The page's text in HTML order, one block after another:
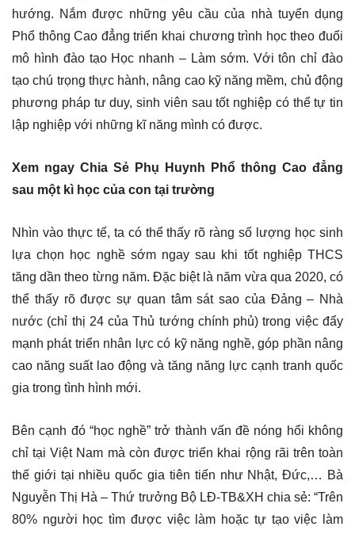
hướng. Nắm được những yêu cầu của nhà tuyển dụng
Phổ thông Cao đẳng triển khai chương trình học theo đuổi
mô hình đào tạo Học nhanh – Làm sớm. Với tôn chỉ đào
tạo chú trọng thực hành, nâng cao kỹ năng mềm, chủ động
phương pháp tư duy, sinh viên sau tốt nghiệp có thể tự tin
lập nghiệp với những kĩ năng mình có được.
Xem ngay Chia Sẻ Phụ Huynh Phổ thông Cao đẳng
sau một kì học của con tại trường
Nhìn vào thực tế, ta có thể thấy rõ ràng số lượng học sinh
lựa chọn học nghề sớm ngay sau khi tốt nghiệp THCS
tăng dần theo từng năm. Đặc biệt là năm vừa qua 2020, có
thể thấy rõ được sự quan tâm sát sao của Đảng – Nhà
nước (chỉ thị 24 của Thủ tướng chính phủ) trong việc đẩy
mạnh phát triển nhân lực có kỹ năng nghề, góp phần nâng
cao năng suất lao động và tăng năng lực cạnh tranh quốc
gia trong tình hình mới.
Bên cạnh đó “học nghề” trở thành vấn đề nóng hổi không
chỉ tại Việt Nam mà còn được triển khai rộng rãi trên toàn
thế giới tại nhiều quốc gia tiên tiến như Nhật, Đức,… Bà
Nguyễn Thị Hà – Thứ trưởng Bộ LĐ-TB&XH chia sẻ: “Trên
80% người học tìm được việc làm hoặc tự tạo việc làm